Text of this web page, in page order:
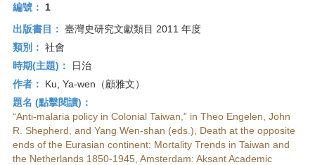
編號：
1
出版書目： 臺灣史研究文獻類目 2011 年度
類別： 社會
時期(主題)：
日治
作者：
Ku, Ya-wen（顧雅文）
題名 (點擊閱讀)：
“Anti-malaria policy in Colonial Taiwan,” in Theo Engelen, John
R. Shepherd, and Yang Wen-shan (eds.), Death at the opposite
ends of the Eurasian continent: Mortality Trends in Taiwan and
the Netherlands 1850-1945, Amsterdam: Aksant Academic